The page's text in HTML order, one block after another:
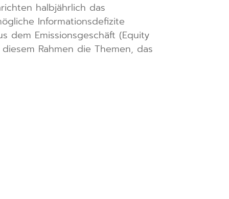
halbjährlich das
Informationsdefizite
dem Emissionsgeschäft (Equity
Rahmen die Themen, das